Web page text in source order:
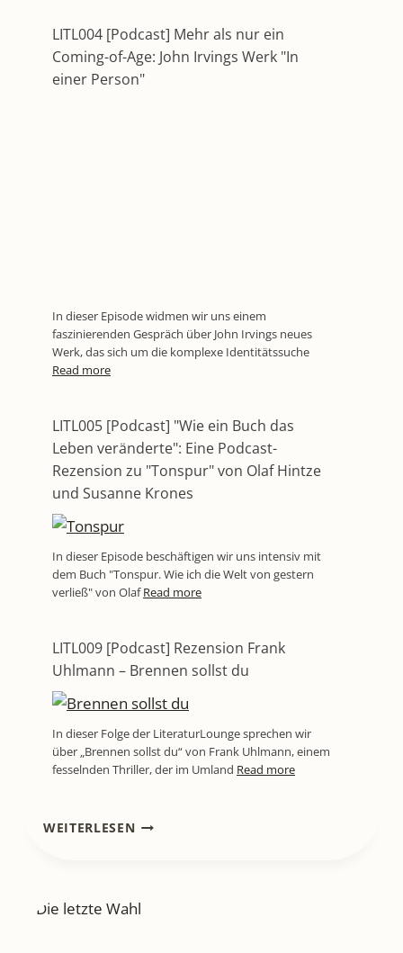
LITL004 [Podcast] Mehr als nur ein
Coming-of-Age: John Irvings Werk "In
einer Person"
In dieser Episode widmen wir uns einem
faszinierenden Gespräch über John Irvings neues
Werk, das sich um die komplexe Identitätssuche
Read more
LITL005 [Podcast] "Wie ein Buch das
Leben veränderte": Eine Podcast-
Rezension zu "Tonspur" von Olaf Hintze
und Susanne Krones
In dieser Episode beschäftigen wir uns intensiv mit
dem Buch "Tonspur. Wie ich die Welt von gestern
verließ" von OlafRead more
LITL009 [Podcast] Rezension Frank
Uhlmann – Brennen sollst du
In dieser Folge der LiteraturLounge sprechen wir
über „Brennen sollst du“ von Frank Uhlmann, einem
fesselnden Thriller, der im Umland Read more
WEITERLESENLITL810
WENN
JUGENDLICHE